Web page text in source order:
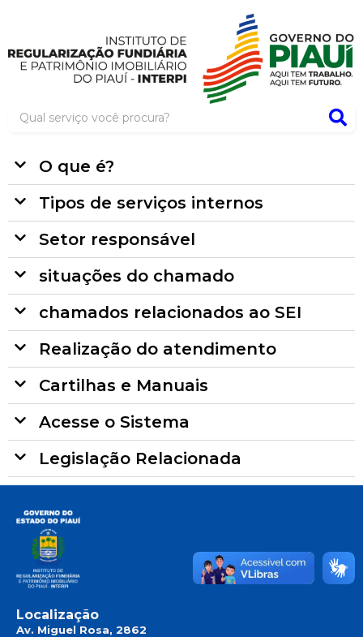
O que é?
Tipos de serviços internos
Setor responsável
situações do chamado
chamados relacionados ao SEI
Realização do atendimento
Cartilhas e Manuais
Acesse o Sistema
Legislação Relacionada
Localização
Av. Miguel Rosa, 2862